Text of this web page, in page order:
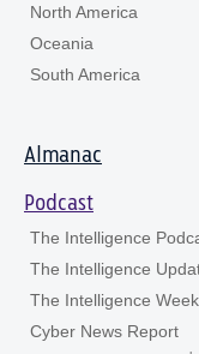
North America
Oceania
South America
Almanac
Podcast
The Intelligence
The Intelligence
The Intelligence
Cyber News Report